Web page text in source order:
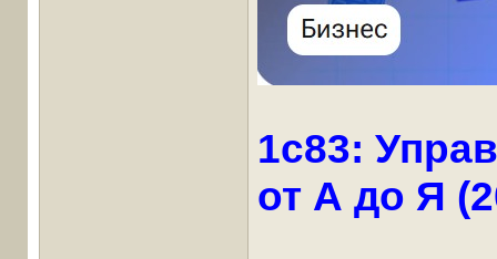
1c83:
от А до Я